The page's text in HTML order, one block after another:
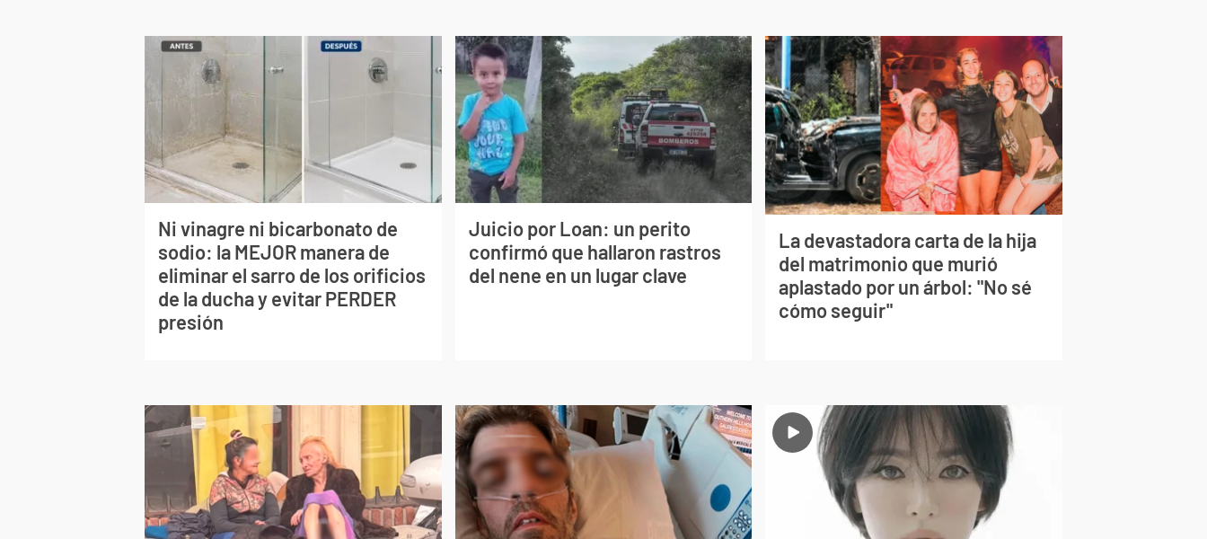
Ni vinagre ni bicarbonato de
sodio: la MEJOR manera de
eliminar el sarro de los orificios
de la ducha y evitar PERDER
presión
Juicio por Loan: un perito
confirmó que hallaron rastros
del nene en un lugar clave
La devastadora carta de la hija
del matrimonio que murió
aplastado por un árbol: "No sé
cómo seguir"